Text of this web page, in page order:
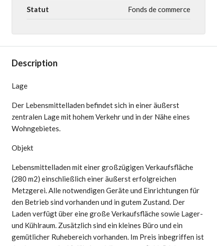
Statut Fonds de commerce
Description
Lage
Der Lebensmittelladen befindet sich in einer äußerst
zentralen Lage mit hohem Verkehr und in der Nähe eines
Wohngebietes.
Objekt
Lebensmittelladen mit einer großzügigen Verkaufsfläche
(280 m2) einschließlich einer äußerst erfolgreichen
Metzgerei. Alle notwendigen Geräte und Einrichtungen für
den Betrieb sind vorhanden und in gutem Zustand. Der
Laden verfügt über eine große Verkaufsfläche sowie Lager-
und Kühlraum. Zusätzlich sind ein kleines Büro und ein
gemütlicher Ruhebereich vorhanden. Im Preis inbegriffen ist